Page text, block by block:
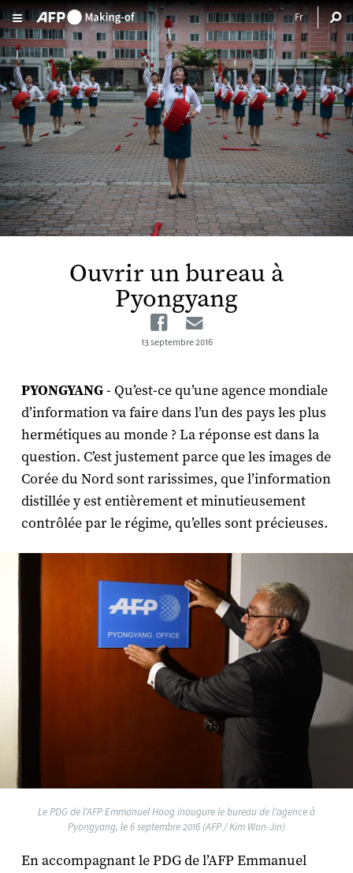
Aller au contenu principal
Ouvrir un bureau à
Pyongyang
Facebook
Email
13 septembre 2016
PYONGYANG- Qu’est-ce qu’une agence mondiale
d’information va faire dans l’un des pays les plus
hermétiques au monde ? La réponse est dans la
question. C’est justement parce que les images de
Corée du Nord sont rarissimes, que l’information
distillée y est entièrement et minutieusement
contrôlée par le régime, qu’elles sont précieuses.
Le PDG de l'AFP Emmanuel Hoog inaugure le bureau de l'agence à
Pyongyang, le 6 septembre 2016 (AFP / Kim Won-Jin)
En accompagnant le PDG de l’AFP Emmanuel